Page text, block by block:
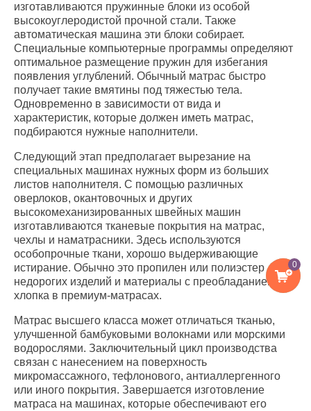
0
изготавливаются пружинные блоки из особой
высокоуглеродистой прочной стали. Также
автоматическая машина эти блоки собирает.
Специальные компьютерные программы определяют
оптимальное размещение пружин для избегания
появления углублений. Обычный матрас быстро
получает такие вмятины под тяжестью тела.
Одновременно в зависимости от вида и
характеристик, которые должен иметь матрас,
подбираются нужные наполнители.
Следующий этап предполагает вырезание на
специальных машинах нужных форм из больших
листов наполнителя. С помощью различных
оверлоков, окантовочных и других
высокомеханизированных швейных машин
изготавливаются тканевые покрытия на матрас,
чехлы и наматрасники. Здесь используются
особопрочные ткани, хорошо выдерживающие
истирание. Обычно это пропилен или полиэстер для
недорогих изделий и материалы с преобладанием
хлопка в премиум-матрасах.
Матрас высшего класса может отличаться тканью,
улучшенной бамбуковыми волокнами или морскими
водорослями. Заключительный цикл производства
связан с нанесением на поверхность
микромассажного, тефлонового, антиаллергенного
или иного покрытия. Завершается изготовление
матраса на машинах, которые обеспечивают его